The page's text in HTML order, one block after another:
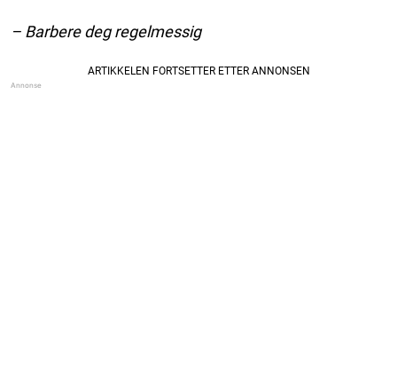
– Barbere deg regelmessig